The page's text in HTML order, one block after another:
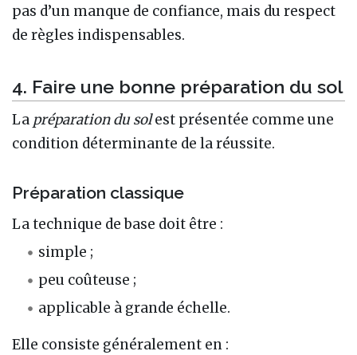
pas d’un manque de confiance, mais du respect
de règles indispensables.
4. Faire une bonne préparation du sol
La préparation du solest présentée comme une
condition déterminante de la réussite.
Préparation classique
La technique de base doit être :
simple ;
peu coûteuse ;
applicable à grande échelle.
Elle consiste généralement en :